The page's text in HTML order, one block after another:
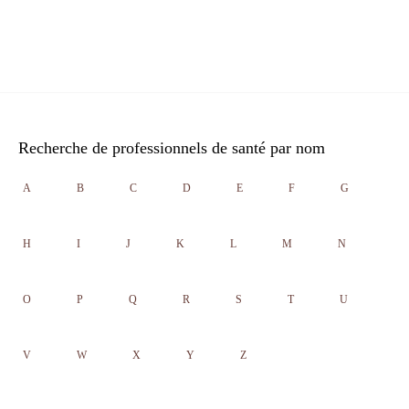
Recherche de professionnels de santé par nom
A B C D E F G
H I J K L M N
O P Q R S T U
V W X Y Z